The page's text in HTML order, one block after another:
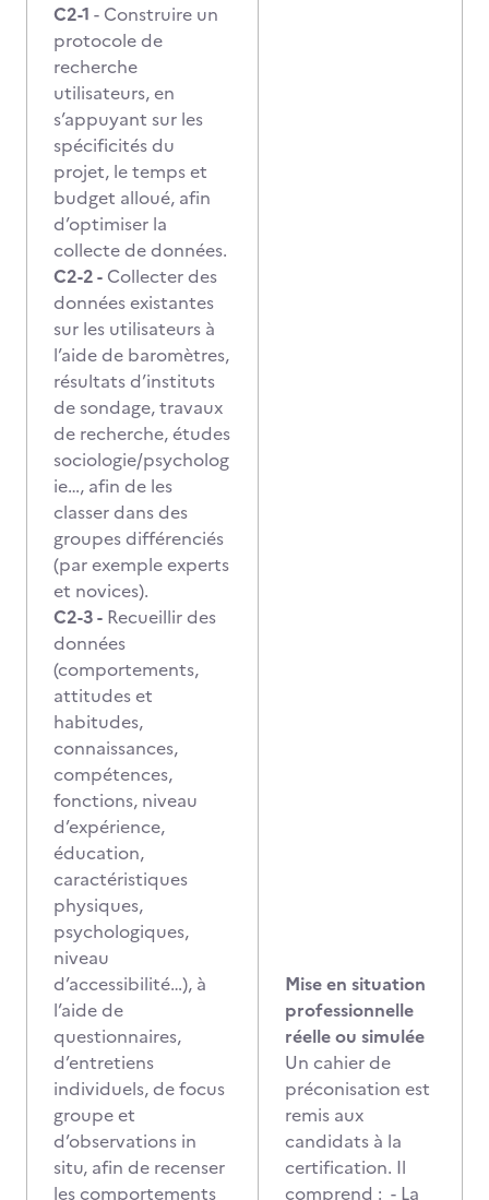
C2-1 - Construire un
protocole de
recherche
utilisateurs, en
s’appuyant sur les
spécificités du
projet, le temps et
budget alloué, afin
d’optimiser la
collecte de données.
C2-2 - Collecter des
données existantes
sur les utilisateurs à
l’aide de baromètres,
résultats d’instituts
de sondage, travaux
de recherche, études
sociologie/psycholog
ie…, afin de les
classer dans des
groupes différenciés
(par exemple experts
et novices).
C2-3 - Recueillir des
données
(comportements,
attitudes et
habitudes,
connaissances,
compétences,
fonctions, niveau
d’expérience,
éducation,
caractéristiques
physiques,
psychologiques,
niveau
d’accessibilité…), à
l’aide de
questionnaires,
d’entretiens
individuels, de focus
groupe et
d’observations in
situ, afin de recenser
les comportements
Mise en situation
professionnelle
réelle ou simulée
Un cahier de
préconisation est
remis aux
candidats à la
certification. Il
comprend : - La